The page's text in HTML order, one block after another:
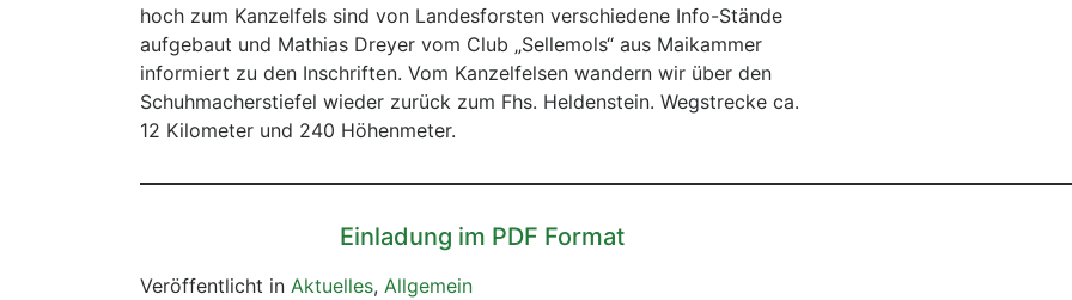
hoch zum Kanzelfels sind von Landesforsten verschiedene Info-Stände
aufgebaut und Mathias Dreyer vom Club „Sellemols“ aus Maikammer
informiert zu den Inschriften. Vom Kanzelfelsen wandern wir über den
Schuhmacherstiefel wieder zurück zum Fhs. Heldenstein. Wegstrecke ca.
12 Kilometer und 240 Höhenmeter.
Einladung im PDF Format
Veröffentlicht in Aktuelles, Allgemein